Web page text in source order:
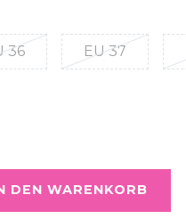
36 EU 37
DEN WARENKORB